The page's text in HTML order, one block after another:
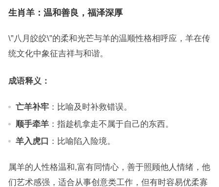
生肖羊：温和善良，福泽深厚
\”八月皎皎\”的柔和光芒与羊的温顺性格相呼应，羊在传
统文化中象征吉祥与和谐。
成语释义：
亡羊补牢：比喻及时补救错误。
顺手牵羊：指趁机拿走不属于自己的东西。
羊入虎口 ：比喻陷入险境。
属羊的人性格温和,富有同情心，善于照顾他人情绪，他
们艺术感强，适合从事创意类工作，但有时容易优柔寡